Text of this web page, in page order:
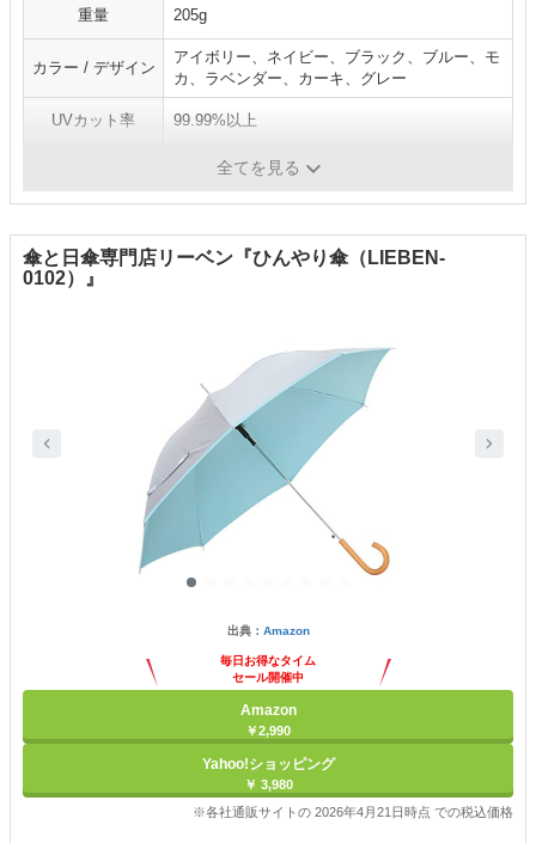
重量 205g
カラー / デザイン
アイボリー、ネイビー、ブラック、ブルー、モ
カ、ラベンダー、カーキ、グレー
UVカット率 99.99%以上
全てを見る
傘と日傘専門店リーベン『ひんやり傘（LIEBEN-
0102）』
出典： Amazon
毎日お得なタイム
セール開催中
Amazon
￥2,990
Yahoo!ショッピング
￥ 3,980
※各社通販サイトの 2026年4月21日時点 での税込価格